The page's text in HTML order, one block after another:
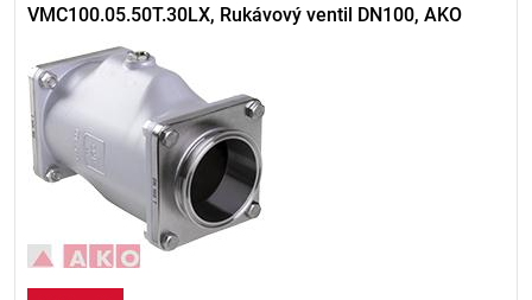
VMC100.05.50T.30LX, Rukávový ventil DN100, AKO